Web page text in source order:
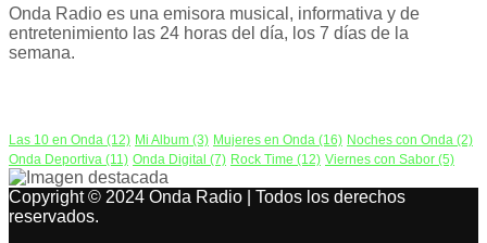
Onda Radio es una emisora musical, informativa y de
entretenimiento las 24 horas del día, los 7 días de la
semana.
Las 10 en Onda (12) Mi Album (3) Mujeres en Onda (16) Noches con Onda (2)
Onda Deportiva (11) Onda Digital (7) Rock Time (12) Viernes con Sabor (5)
Copyright © 2024 Onda Radio | Todos los derechos
reservados.